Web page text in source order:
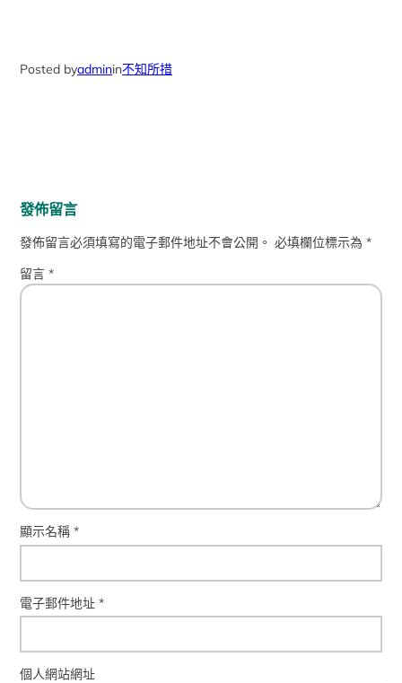
Posted byadminin不知所措
發佈留言
發佈留言必須填寫的電子郵件地址不會公開。 必填欄位標示為*
留言*
顯示名稱*
電子郵件地址*
個人網站網址